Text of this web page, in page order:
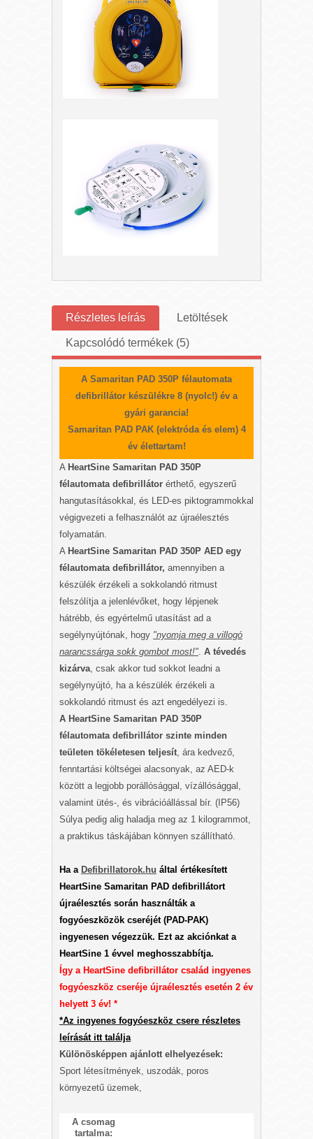
Részletes leírás Letöltések
Kapcsolódó termékek (5)
A Samaritan PAD 350P félautomata
defibrillátor készülékre 8 (nyolc!) év a
gyári garancia!
Samaritan PAD PAK (elektróda és elem) 4
év élettartam!
A HeartSine Samaritan PAD 350P
félautomata defibrillátor érthető, egyszerű
hangutasításokkal, és LED-es piktogrammokkal
végigvezeti a felhasználót az újraélesztés
folyamatán.
A HeartSine Samaritan PAD 350P AED egy
félautomata defibrillátor, amennyiben a
készülék érzékeli a sokkolandó ritmust
felszólítja a jelenlévőket, hogy lépjenek
hátrébb, és egyértelmű utasítást ad a
segélynyújtónak, hogy "nyomja meg a villogó
narancssárga sokk gombot most!" A tévedés
kizárva , csak akkor tud sokkot leadni a
segélynyújtó, ha a készülék érzékeli a
sokkolandó ritmust és azt engedélyezi is.
A HeartSine Samaritan PAD 350P
félautomata defibrillátor szinte minden
teületen tökéletesen teljesít , ára kedvező,
fenntartási költségei alacsonyak, az AED-k
között a legjobb porállósággal, vízállósággal,
valamint ütés-, és vibrációállással bír. (IP56)
Súlya pedig alig haladja meg az 1 kilogrammot,
a praktikus táskájában könnyen szállítható.
Ha a Defibrillatorok.hu által értékesített
HeartSine Samaritan PAD defibrillátort
újraélesztés során használták a
fogyóeszközök cseréjét (PAD-PAK)
ingyenesen végezzük. Ezt az akciónkat a
HeartSine 1 évvel meghosszabbítja.
Így a HeartSine defibrillátor család ingyenes
fogyóeszköz cseréje újraélesztés esetén 2 év
helyett 3 év! *
*Az ingyenes fogyóeszköz csere részletes
leírását itt találja
Különösképpen ajánlott elhelyezések:
Sport létesítmények, uszodák, poros
környezetű üzemek,
A csomag
tartalma: